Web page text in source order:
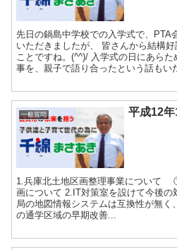
先日の鍋島中学校での入学式で、PTA
いただきましたが、 皆さんから結構
ことですね。(^^)/ 入学式の日にあらた
事を、親子で語り合ったという話もい
一般質問 平成12年
1.兵庫北土地区画整理事業について
画について 2.IT対策室を設けて今後
局の地図情報システムは互換性が無く
の通学区域の早期改善...